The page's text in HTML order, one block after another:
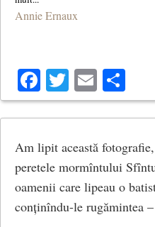
Annie Ernaux
Facebook
Twitter
Email
Am lipit această
peretele mormîntului
oamenii care lipeau o
conținîndu-le rugămintea